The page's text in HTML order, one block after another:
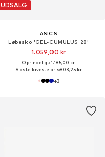
UDSALG
ASICS
Løbesko 'GEL-CUMULUS 28'
1.059,00 kr
Oprindeligt: 1.185,00 kr
Sidste laveste pris:803,25 kr
+3